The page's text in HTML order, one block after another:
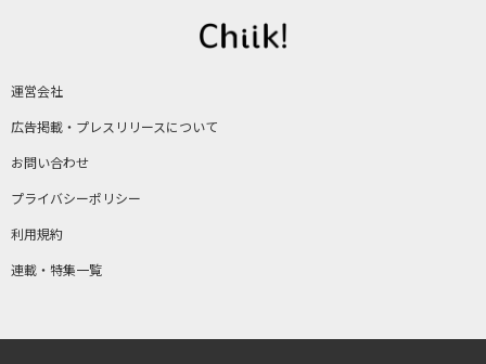
運営会社
広告掲載・プレスリリースについて
お問い合わせ
プライバシーポリシー
利用規約
連載・特集一覧